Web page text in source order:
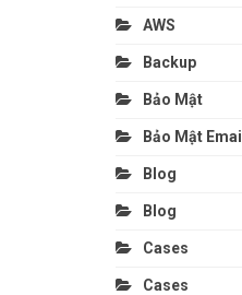
AWS
Backup
Bảo Mật
Bảo Mật Email
Blog
Blog
Cases
Cases